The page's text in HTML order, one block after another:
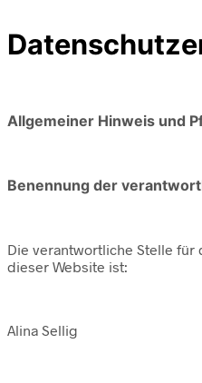
Allgemeiner Hinweis und
Benennung der
Die verantwortliche Stelle
dieser Website ist:
Alina Sellig